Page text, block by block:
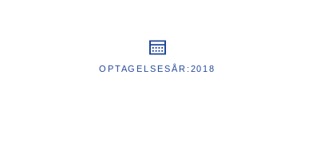
OPTAGELSESÅR: 2018